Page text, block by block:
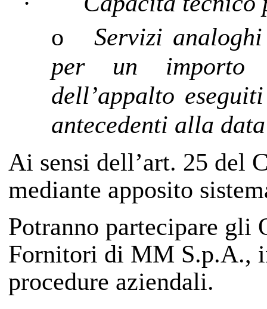
o
Servizi
per un importo
dell’appalto
antecedenti alla
Ai sensi dell’art. 25 del
mediante apposito
Potranno partecipare
Fornitori di MM S.p.A.,
procedure aziendali.